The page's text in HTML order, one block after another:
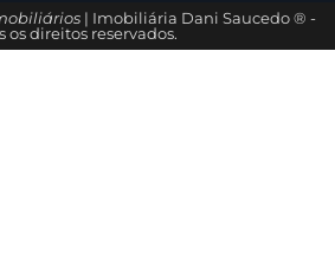
| Imobiliária Dani Saucedo ® -
os direitos reservados.